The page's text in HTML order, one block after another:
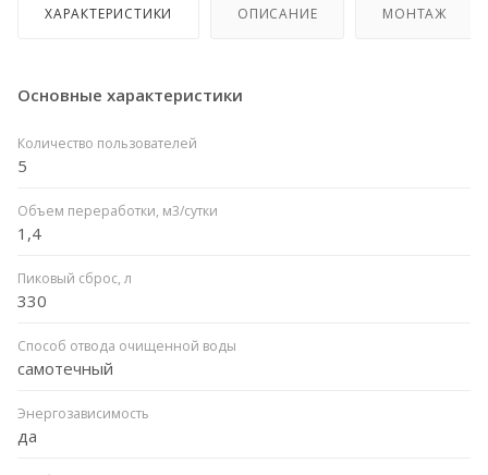
ХАРАКТЕРИСТИКИ ОПИСАНИЕ МОНТАЖ
Основные характеристики
Количество пользователей
5
Объем переработки, м3/сутки
1,4
Пиковый сброс, л
330
Способ отвода очищенной воды
самотечный
Энергозависимость
да